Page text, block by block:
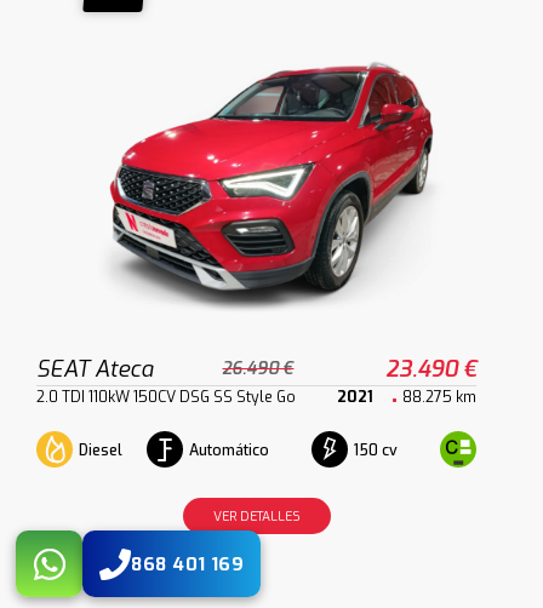
SEAT Ateca 26.490 € 23.490 €
2.0 TDI 110kW 150CV DSG SS Style Go 2021 88.275 km
Diesel Automático 150 cv
VER DETALLES
868 401 169